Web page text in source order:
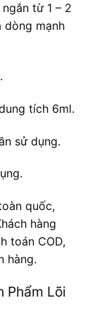
từ 1 – 2
dòng mạnh
tích 6ml.
sử dụng.
quốc,
hàng
toán COD,
hàng.
Phẩm Lõi